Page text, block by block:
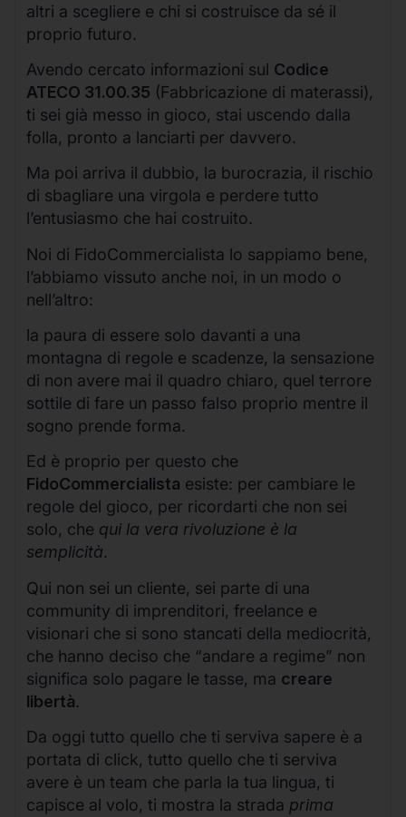
altri a scegliere e chi si costruisce da sé il
proprio futuro.
Avendo cercato informazioni sul Codice
ATECO 31.00.35 (Fabbricazione di materassi),
ti sei già messo in gioco, stai uscendo dalla
folla, pronto a lanciarti per davvero.
Ma poi arriva il dubbio, la burocrazia, il rischio
di sbagliare una virgola e perdere tutto
l’entusiasmo che hai costruito.
Noi di FidoCommercialista lo sappiamo bene,
l’abbiamo vissuto anche noi, in un modo o
nell’altro:
la paura di essere solo davanti a una
montagna di regole e scadenze, la sensazione
di non avere mai il quadro chiaro, quel terrore
sottile di fare un passo falso proprio mentre il
sogno prende forma.
Ed è proprio per questo che
FidoCommercialista esiste: per cambiare le
regole del gioco, per ricordarti che non sei
solo, che qui la vera rivoluzione è la
semplicità.
Qui non sei un cliente, sei parte di una
community di imprenditori, freelance e
visionari che si sono stancati della mediocrità,
che hanno deciso che “andare a regime” non
significa solo pagare le tasse, ma creare
libertà.
Da oggi tutto quello che ti serviva sapere è a
portata di click, tutto quello che ti serviva
avere è un team che parla la tua lingua, ti
capisce al volo, ti mostra la strada prima